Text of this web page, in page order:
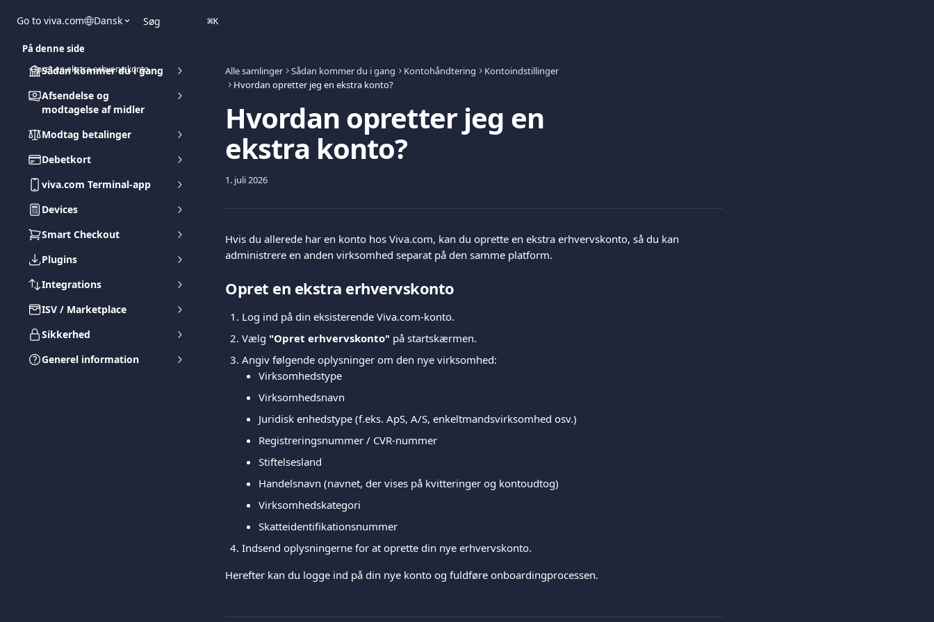
Go to viva.com Dansk Søg ⌘K
Sådan kommer du i gang
Afsendelse og
modtagelse af midler
Modtag betalinger
Debetkort
viva.com Terminal-app
Devices
Smart Checkout
Plugins
Integrations
ISV / Marketplace
Sikkerhed
Generel information
Alle samlinger Sådan kommer du i gang Kontohåndtering
Kontoindstillinger
Hvordan opretter jeg en ekstra konto?
Hvordan opretter jeg en
ekstra konto?
1. juli 2026
Hvis du allerede har en konto hos Viva.com, kan du oprette en ekstra erhvervskonto, så du kan
administrere en anden virksomhed separat på den samme platform.
Opret en ekstra erhvervskonto
Log ind på din eksisterende Viva.com-konto.
Vælg "Opret erhvervskonto" på startskærmen.
Angiv følgende oplysninger om den nye virksomhed:
Virksomhedstype
Virksomhedsnavn
Juridisk enhedstype (f.eks. ApS, A/S, enkeltmandsvirksomhed osv.)
Registreringsnummer / CVR-nummer
Stiftelsesland
Handelsnavn (navnet, der vises på kvitteringer og kontoudtog)
Virksomhedskategori
Skatteidentifikationsnummer
Indsend oplysningerne for at oprette din nye erhvervskonto.
Herefter kan du logge ind på din nye konto og fuldføre onboardingprocessen.
På denne side
Opret en ekstra erhvervskonto